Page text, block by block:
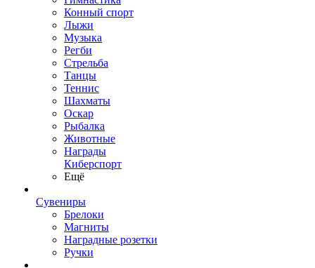
Конный спорт
Лыжи
Музыка
Регби
Стрельба
Танцы
Теннис
Шахматы
Оскар
Рыбалка
Животные
Награды
Киберспорт
Ещё
Сувениры
Брелоки
Магниты
Наградные розетки
Ручки